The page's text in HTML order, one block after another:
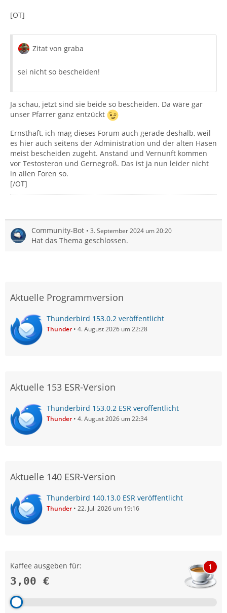
[OT]
Zitat von graba
sei nicht so bescheiden!
Ja schau, jetzt sind sie beide so bescheiden. Da wäre gar
unser Pfarrer ganz entzückt
Ernsthaft, ich mag dieses Forum auch gerade deshalb, weil
es hier auch seitens der Administration und der alten Hasen
meist bescheiden zugeht. Anstand und Vernunft kommen
vor Testosteron und Gernegroß. Das ist ja nun leider nicht
in allen Foren so.
[/OT]
Community-Bot 3. September 2024 um 20:20
Hat das Thema geschlossen.
Aktuelle Programmversion
Thunderbird 153.0.2 veröffentlicht
Thunder 4. August 2026 um 22:28
Aktuelle 153 ESR-Version
Thunderbird 153.0.2 ESR veröffentlicht
Thunder 4. August 2026 um 22:34
Aktuelle 140 ESR-Version
Thunderbird 140.13.0 ESR veröffentlicht
Thunder 22. Juli 2026 um 19:16
Kaffee ausgeben für:
3,00 €
1